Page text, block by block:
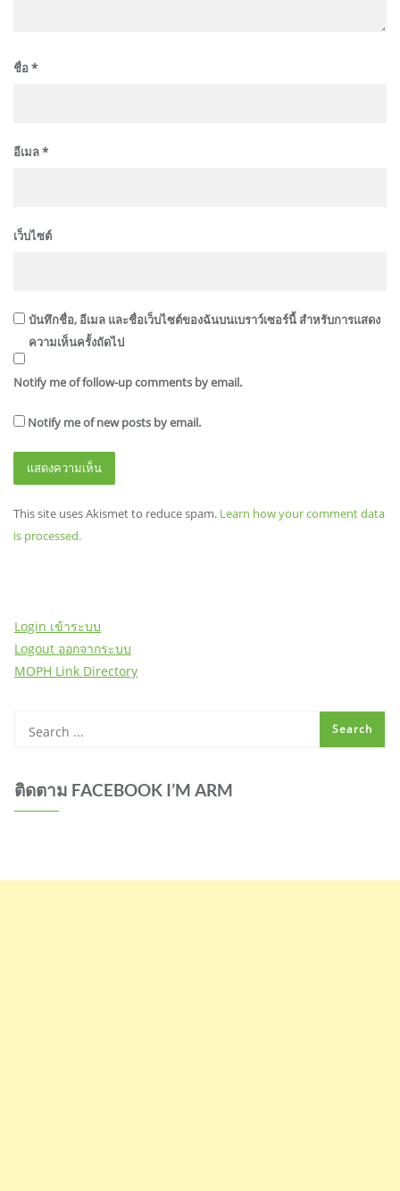
ชื่อ*
อีเมล*
เว็บไซต์
บันทึกชื่อ, อีเมล และชื่อเว็บไซต์ของฉันบนเบราว์เซอร์นี้ สำหรับการแสดง
ความเห็นครั้งถัดไป
Notify me of follow-up comments by email.
Notify me of new posts by email.
This site uses Akismet to reduce spam. Learn how your comment data
is processed.
Login เข้าระบบ
Logout ออกจากระบบ
MOPH Link Directory
ติดตาม FACEBOOK I’M ARM